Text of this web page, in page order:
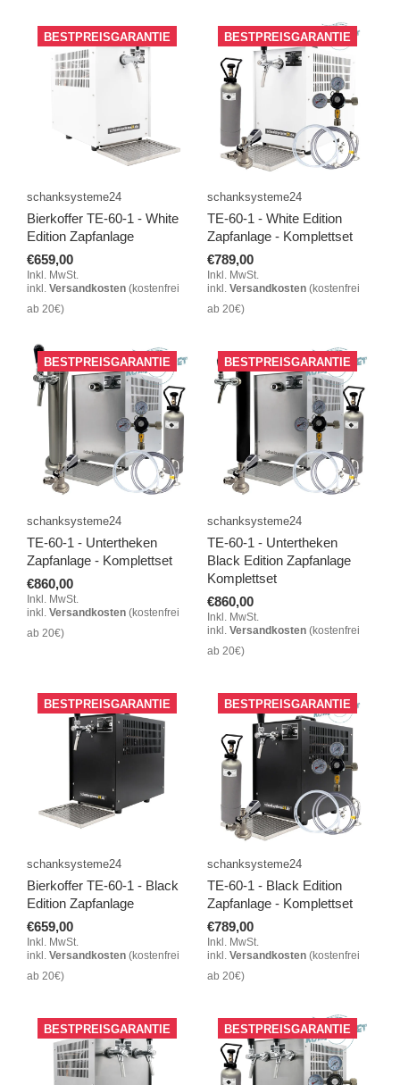
BESTPREISGARANTIE
schanksysteme24
Bierkoffer TE-60-1 - White
Edition Zapfanlage
€659,00
Inkl. MwSt.
inkl. Versandkosten (kostenfrei
ab 20€)
BESTPREISGARANTIE
schanksysteme24
TE-60-1 - White Edition
Zapfanlage - Komplettset
€789,00
Inkl. MwSt.
inkl. Versandkosten(kostenfrei
ab 20€)
BESTPREISGARANTIE
schanksysteme24
TE-60-1 - Untertheken
Zapfanlage - Komplettset
€860,00
Inkl. MwSt.
inkl. Versandkosten (kostenfrei
ab 20€)
BESTPREISGARANTIE
schanksysteme24
TE-60-1 - Untertheken
Black Edition Zapfanlage
Komplettset
€860,00
Inkl. MwSt.
inkl. Versandkosten(kostenfrei
ab 20€)
BESTPREISGARANTIE
schanksysteme24
Bierkoffer TE-60-1 - Black
Edition Zapfanlage
€659,00
Inkl. MwSt.
inkl. Versandkosten (kostenfrei
ab 20€)
BESTPREISGARANTIE
schanksysteme24
TE-60-1 - Black Edition
Zapfanlage - Komplettset
€789,00
Inkl. MwSt.
inkl. Versandkosten(kostenfrei
ab 20€)
BESTPREISGARANTIE BESTPREISGARANTIE